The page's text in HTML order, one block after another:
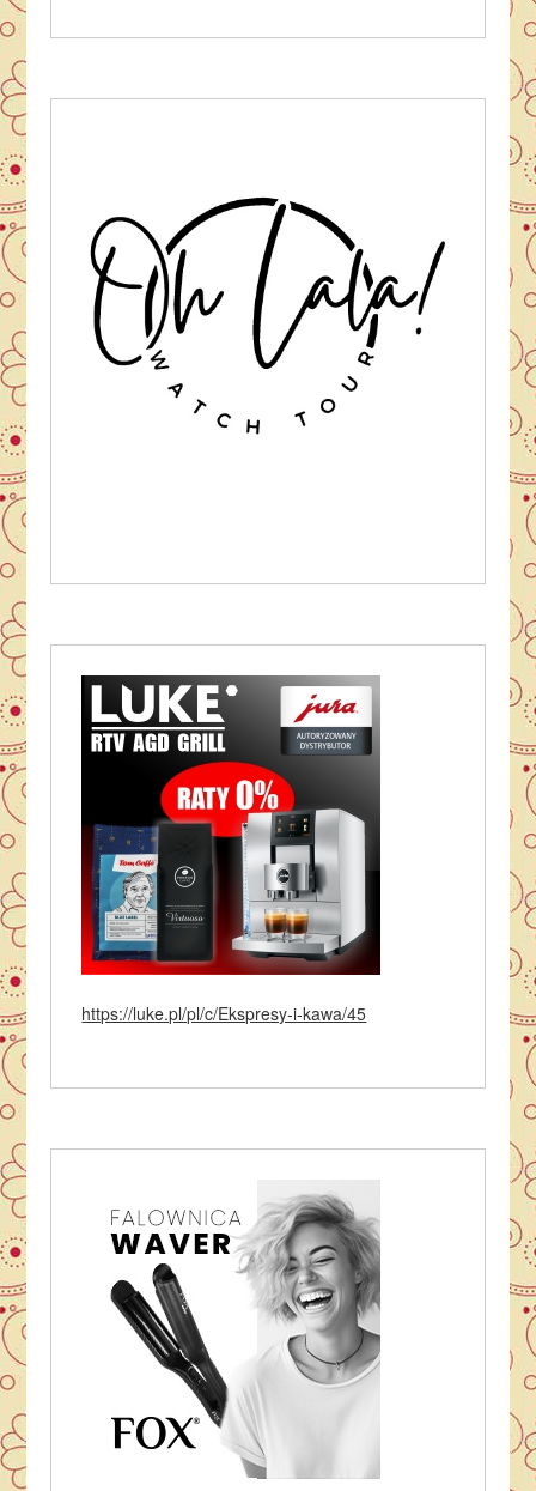
https://luke.pl/pl/c/Ekspresy-i-kawa/45